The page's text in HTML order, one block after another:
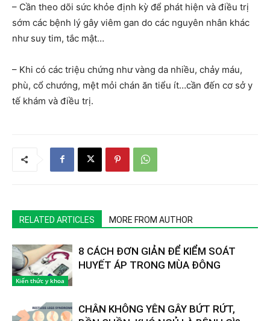
– Cần theo dõi sức khỏe định kỳ để phát hiện và điều trị
sớm các bệnh lý gây viêm gan do các nguyên nhân khác
như suy tim, tắc mật…
– Khi có các triệu chứng như vàng da nhiều, chảy máu,
phù, cổ chướng, mệt mỏi chán ăn tiểu ít…cần đến cơ sở y
tế khám và điều trị.
RELATED ARTICLES MORE FROM AUTHOR
Kiến thức y khoa
8 CÁCH ĐƠN GIẢN ĐỂ KIỂM SOÁT
HUYẾT ÁP TRONG MÙA ĐÔNG
CHÂN KHÔNG YÊN GÂY BỨT RỨT,